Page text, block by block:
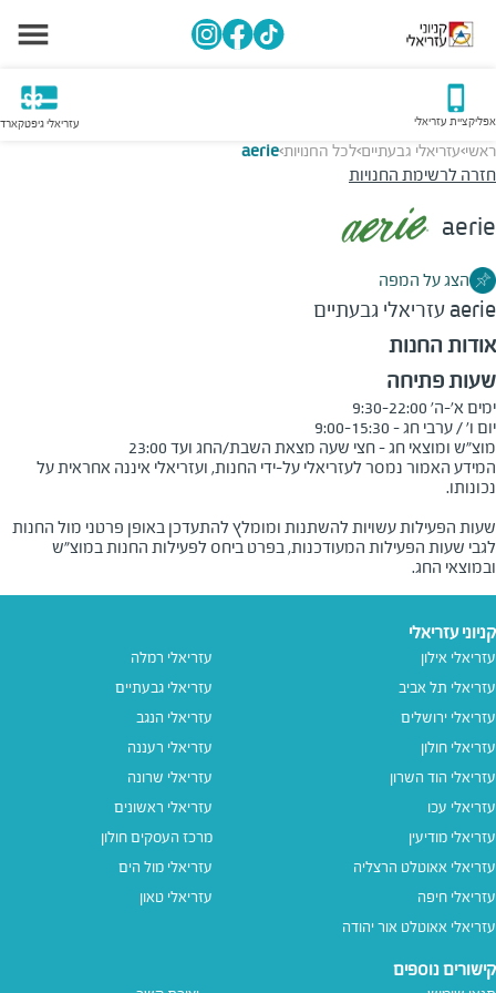
אפליקציית עזריאלי עזריאלי גיפטקארד
ראשי>עזריאלי גבעתיים>לכל החנויות>
aerie
חזרה לרשימת החנויות
aerie
הצג על המפה
aerieעזריאלי גבעתיים
אודות החנות
שעות פתיחה
מוצ"ש ומוצאי חג - חצי שעה מצאת השבת/החג ועד 23:00
המידע האמור נמסר לעזריאלי על-ידי החנות, ועזריאלי איננה אחראית על
שעות הפעילות עשויות להשתנות ומומלץ להתעדכן באופן פרטני מול החנות
לגבי שעות הפעילות המעודכנות, בפרט ביחס לפעילות החנות במוצ"ש
ובמוצאי החג.
קניוני עזריאלי
עזריאלי אילון
עזריאלי תל אביב
עזריאלי ירושלים
עזריאלי חולון
עזריאלי הוד השרון
עזריאלי עכו
עזריאלי מודיעין
עזריאלי אאוטלט הרצליה
עזריאלי חיפה
עזריאלי אאוטלט אור יהודה
עזריאלי רמלה
עזריאלי גבעתיים
עזריאלי הנגב
עזריאלי רעננה
עזריאלי שרונה
עזריאלי ראשונים
מרכז העסקים חולון
עזריאלי מול הים
עזריאלי טאון
קישורים נוספים